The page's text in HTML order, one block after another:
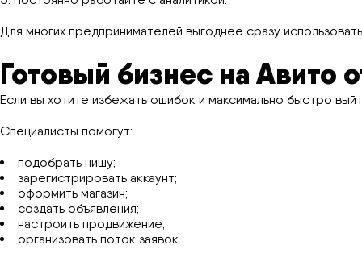
Для многих предпринимателей выгоднее сразу
Готовый бизнес на Авито
Если вы хотите избежать ошибок и максимально быстро
Специалисты помогут:
подобрать нишу;
зарегистрировать аккаунт;
оформить магазин;
создать объявления;
настроить продвижение;
организовать поток заявок.